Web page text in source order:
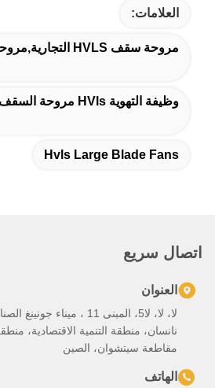
Hvls
لا، لا، لا5، المبنى 11 ، ميناء جونينغ الصناعي الدولي ، لا.117شارع
الاقتصادية، منطقة لونقواني، تشينغدو،
الصين